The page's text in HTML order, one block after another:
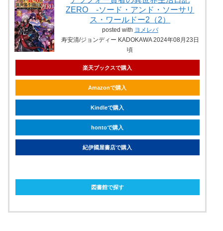
ZERO -ソード・アンド・ソーサリ
ス・ワールドー2（2）
posted with ヨメレバ
寿安清/ジョンディー KADOKAWA 2024年08月23日
頃
楽天ブックスで購入
Amazonで購入
Kindleで購入
hontoで購入
紀伊國屋書店で購入
図書館で探す